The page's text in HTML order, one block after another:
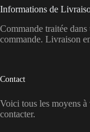
Informations de
Commande traitée
commande. Livraison
Contact
Voici tous les moyens
contacter.